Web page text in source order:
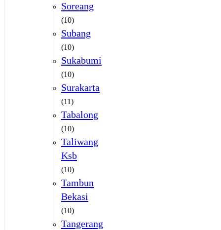
Soreang
(10)
Subang
(10)
Sukabumi
(10)
Surakarta
(11)
Tabalong
(10)
Taliwang
Ksb
(10)
Tambun
Bekasi
(10)
Tangerang